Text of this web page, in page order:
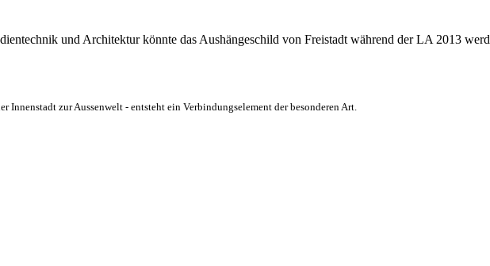
und Architektur könnte das Aushängeschild von Freistadt während der LA 2013
zur Aussenwelt - entsteht ein Verbindungselement der besonderen Art.